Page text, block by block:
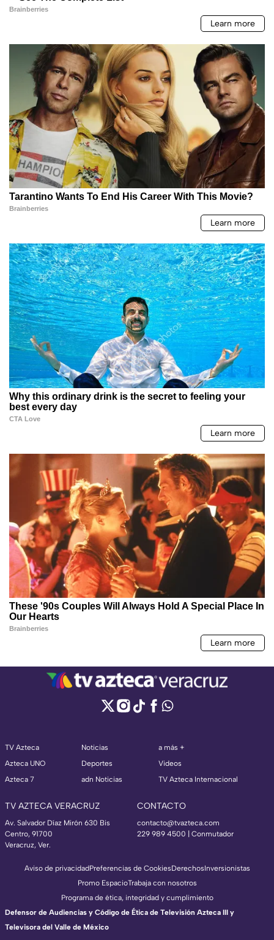
TV Azteca
Azteca UNO
Azteca 7
Noticias
Deportes
adn Noticias
a más +
Videos
TV Azteca Internacional
TV AZTECA VERACRUZ
Av. Salvador Díaz Mirón 630 Bis
Centro, 91700
Veracruz, Ver.
CONTACTO
contacto@tvazteca.com
229 989 4500 | Conmutador
Aviso de privacidadPreferencias de CookiesDerechosInversionistas
Promo EspacioTrabaja con nosotros
Programa de ética, integridad y cumplimiento
Defensor de Audiencias y Código de Ética de Televisión Azteca III y
Televisora del Valle de México